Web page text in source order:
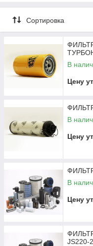
Сортировка
В
Цену
В
Цену
В
Цену
JS220-